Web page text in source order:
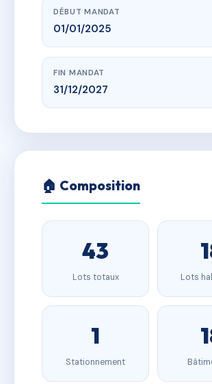
DÉBUT MANDAT
01/01/2025
FIN MANDAT
31/12/2027
🏠 Composition
43
Lots totaux Lots
1
Stationnement